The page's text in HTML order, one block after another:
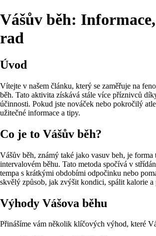
Vášův běh:
rad
Úvod
Vítejte v našem článku, který se zaměřuje na
běh. Tato aktivita získává stále více příznivců
účinnosti. Pokud jste nováček nebo pokročilý
užitečné informace a tipy.
Co je to Vášův běh?
Vášův běh, známý také jako vasuv beh, je forma
intervalovém běhu. Tato metoda spočívá v
tempa s krátkými obdobími odpočinku nebo
skvělý způsob, jak zvýšit kondici, spálit kalorie a
Výhody Vášova běhu
Přinášíme vám několik klíčových výhod, které